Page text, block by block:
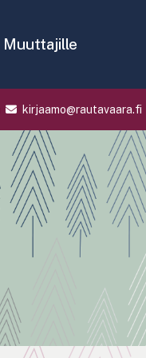
Muuttajille
kirjaamo@rautavaara.fi